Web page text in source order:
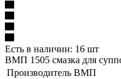
Есть в наличии: 16 шт
ВМП 1505 смазка для
Производитель ВМП